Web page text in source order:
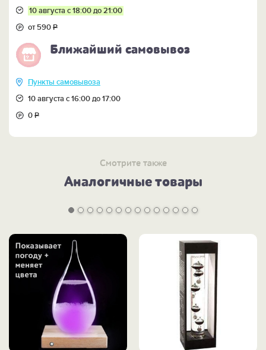
10 августа с 18:00 до 21:00
от 590Р
Ближайший самовывоз
Пункты самовывоза
10 августа с 16:00 до 17:00
0Р
Смотрите также
Аналогичные товары